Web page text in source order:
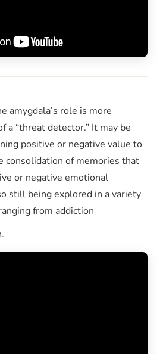
amygdala’s role is more
a “threat detector.” It may be
positive or negative value to
consolidation of memories that
or negative emotional
still being explored in a variety
from addiction